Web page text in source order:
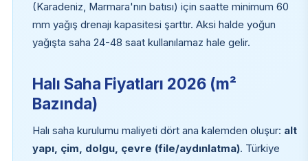
(Karadeniz, Marmara'nın batısı) için saatte minimum 60
mm yağış drenajı kapasitesi şarttır. Aksi halde yoğun
yağışta saha 24-48 saat kullanılamaz hale gelir.
Halı Saha Fiyatları 2026 (m²
Bazında)
Halı saha kurulumu maliyeti dört ana kalemden oluşur: alt
yapı, çim, dolgu, çevre (file/aydınlatma). Türkiye